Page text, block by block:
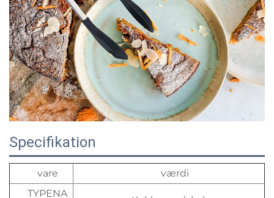
Specifikation
vare
værdi
TYPENA